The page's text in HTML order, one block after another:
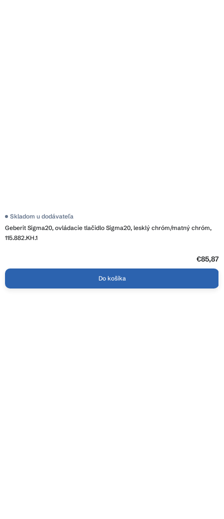
Geberit Sigma20, ovládacie tlačidlo Sigma20, lesklý chróm/matný chróm,
115.882.KH.1
Skladom u dodávateľa
€85,87
Do košíka